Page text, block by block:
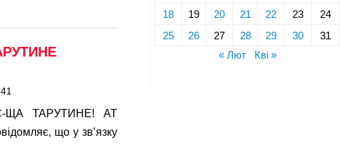
ЩА ТАРУТИНЕ! АТ
що у зв’язку
18
19 20 21 22 23
24
25
26 27 28 29 30
31
« Лют
Кві »